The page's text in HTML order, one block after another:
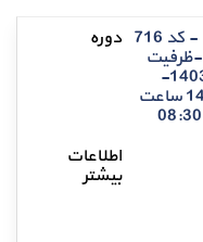
الزامات مهندسی ترافیک در ساختمان - کد 716
- (24 ساعت) - گروه(1)716030823 -ظرفیت
ثبت نام محدود -چهارشنبه 1403/08/23-
ساعت 14:30 و پنجشنبه 1403/08/24 ساعت
14:30 و جمعه 1403/08/25 ساعت 08:30